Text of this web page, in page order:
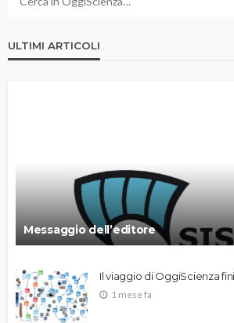
ULTIMI ARTICOLI
Messaggio dell’editore
Il viaggio di OggiScienza
1 mese fa